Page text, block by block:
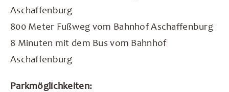
Aschaffenburg
800 Meter Fußweg vom Bahnhof Aschaffenburg
8 Minuten mit dem Bus vom Bahnhof
Aschaffenburg
Parkmöglichkeiten: